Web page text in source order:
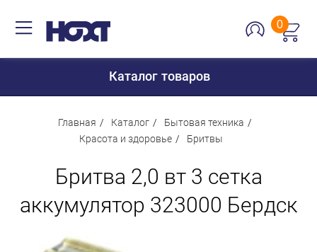
0
Каталог товаров
Для кухни
Сантехника
Для дачи и отдыха
Главная Каталог
Бытовая техника
Красота и здоровье
Бритвы
Бритва 2,0 вт 3 сетка
аккумулятор 323000 Бердск